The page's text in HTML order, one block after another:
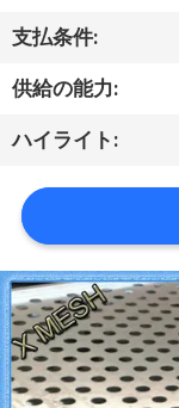
旅
行
品
質
管
理
支払条件:
供給の能力:
ハイライト: